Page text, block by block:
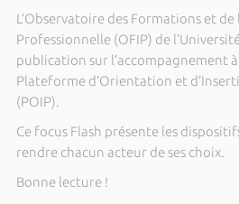
L’Observatoire des Formations et de
Professionnelle (OFIP) de
publication sur l’accompagnement
Plateforme d’Orientation et
(POIP).
Ce focus Flash présente les
rendre chacun acteur de ses choix.
Bonne lecture !